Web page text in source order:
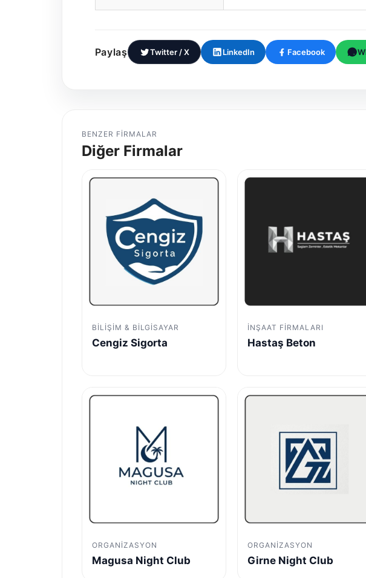
Paylaş Twitter / X LinkedIn Facebook
BENZER FIRMALAR
Diğer Firmalar
BILIŞIM & BILGISAYAR
Cengiz Sigorta
İNŞAAT FIRMALARI
Hastaş Beton
ORGANIZASYON
Magusa Night Club
ORGANIZASYON
Girne Night Club